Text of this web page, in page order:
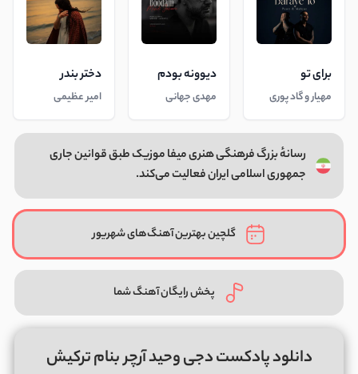
برای تو
مهیار و گاد پوری
دیوونه بودم
مهدی جهانی
دختر بندر
امیر عظیمی
رسانهٔ بزرگ فرهنگی هنری میفا موزیک طبق قوانین جاری
جمهوری اسلامی ایران فعالیت می‌کند.
گلچین بهترین آهنگ‌های شهریور
پخش رایگان آهنگ شما
دانلود پادکست دجی وحید آرچر بنام ترکیش